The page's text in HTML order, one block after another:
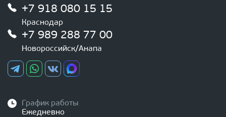
+7 918 080 15 15
Краснодар
+7 989 288 77 00
Новороссийск/Анапа
График работы
Ежедневно